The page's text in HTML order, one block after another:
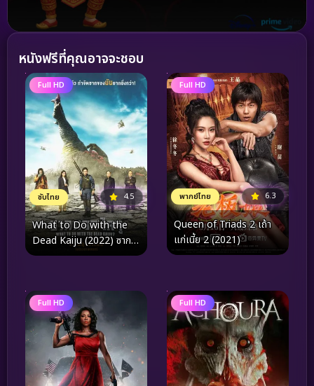
หนังฟรีที่คุณอาจจะชอบ
Full HD
ซับไทย 4.5
What to Do with the
Dead Kaiju (2022) ซาก
นรกไคจู
Full HD
พากย์ไทย 6.3
Queen of Triads 2 เถ้า
แก่เนี้ย 2 (2021)
Full HD Full HD